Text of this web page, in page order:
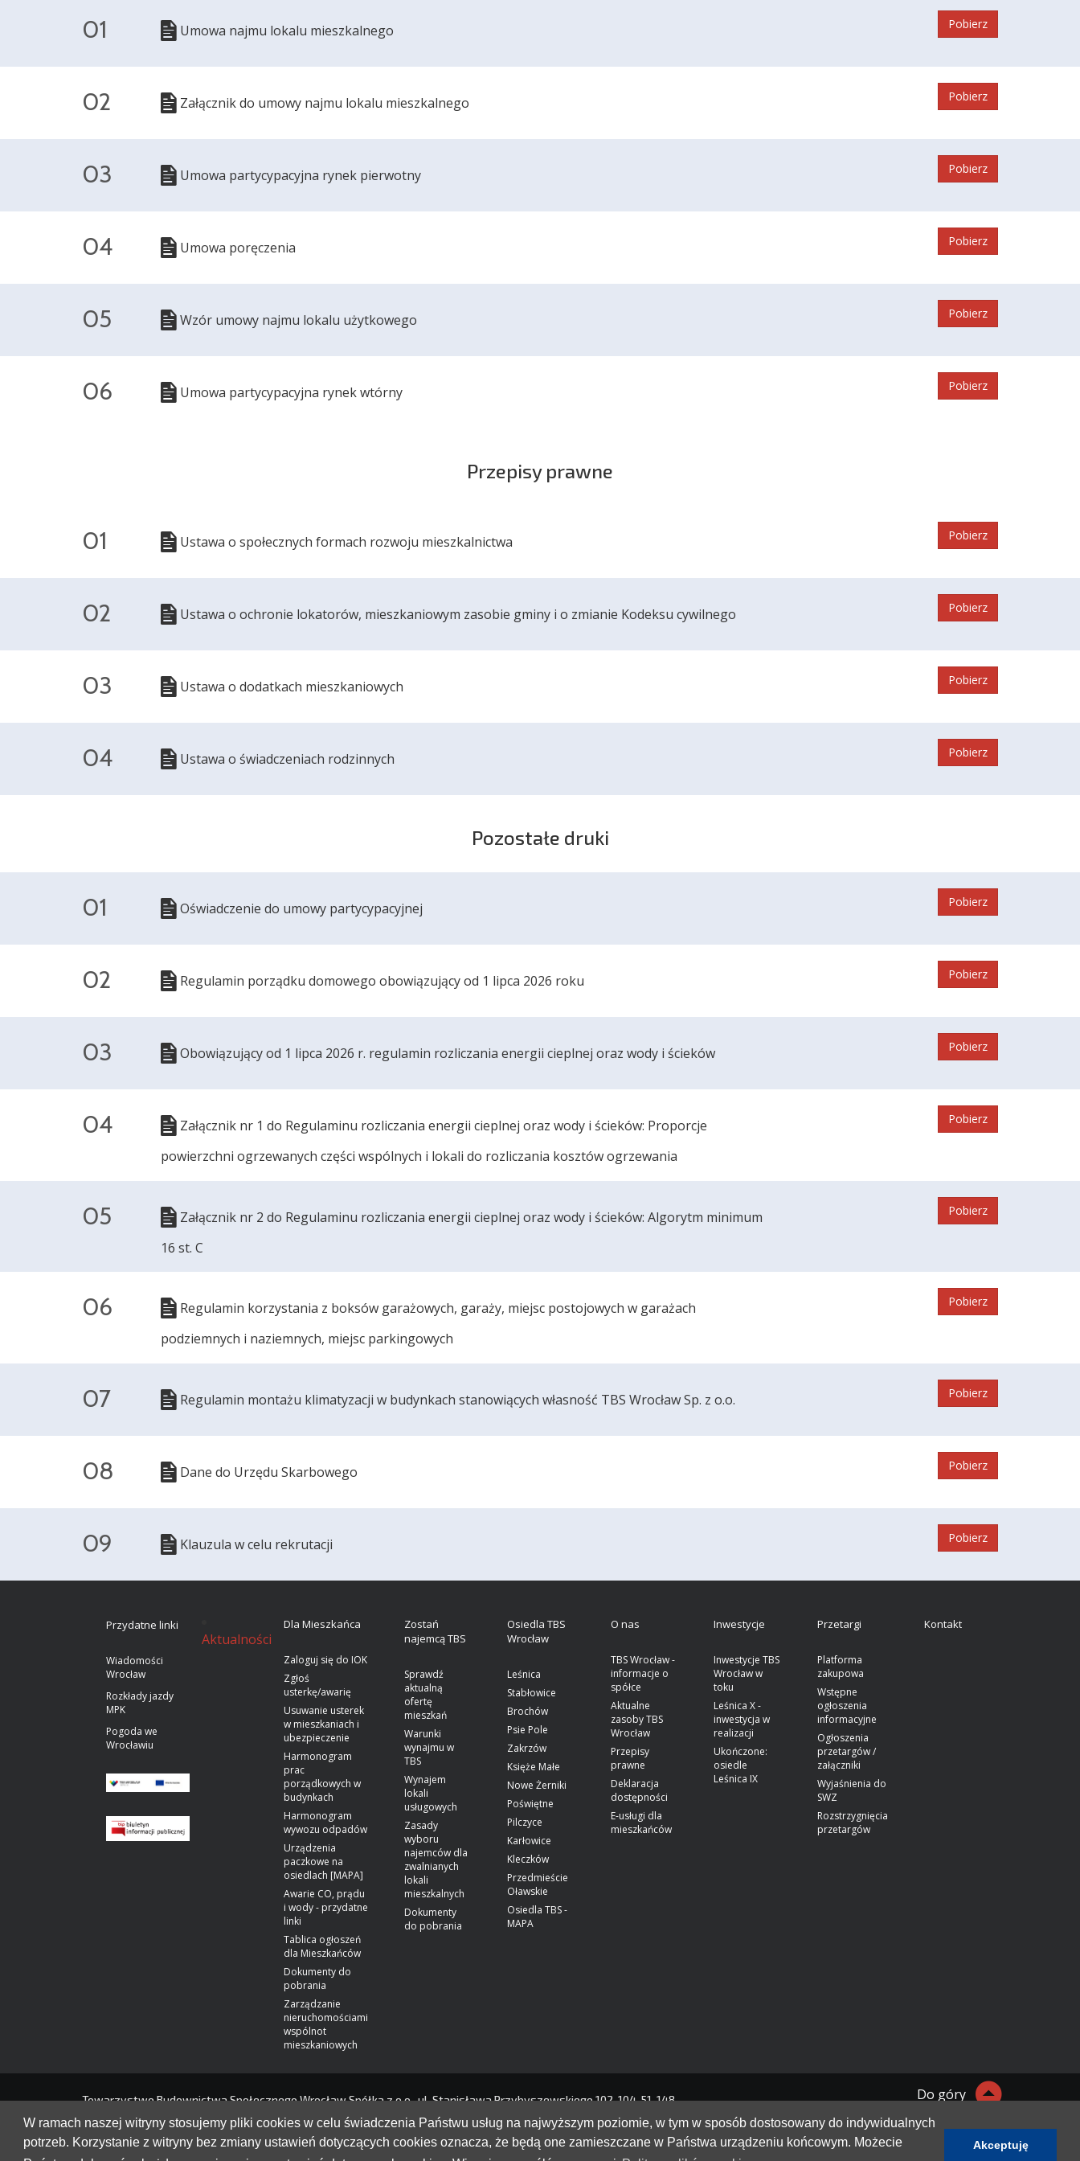
W ramach naszej witryny stosujemy pliki cookies w celu świadczenia Państwu usług na najwyższym poziomie, w tym w sposób dostosowany do indywidualnych
potrzeb. Korzystanie z witryny bez zmiany ustawień dotyczących cookies oznacza, że będą one zamieszczane w Państwa urządzeniu końcowym. Możecie
Akceptuję
01 Umowa najmu lokalu mieszkalnego Pobierz
02 Załącznik do umowy najmu lokalu mieszkalnego Pobierz
03 Umowa partycypacyjna rynek pierwotny Pobierz
04 Umowa poręczenia Pobierz
05 Wzór umowy najmu lokalu użytkowego Pobierz
06 Umowa partycypacyjna rynek wtórny Pobierz
Przepisy prawne
01 Ustawa o społecznych formach rozwoju mieszkalnictwa Pobierz
02 Ustawa o ochronie lokatorów, mieszkaniowym zasobie gminy i o zmianie Kodeksu cywilnego Pobierz
03 Ustawa o dodatkach mieszkaniowych Pobierz
04 Ustawa o świadczeniach rodzinnych Pobierz
Pozostałe druki
01 Oświadczenie do umowy partycypacyjnej Pobierz
02 Regulamin porządku domowego obowiązujący od 1 lipca 2026 roku Pobierz
03 Obowiązujący od 1 lipca 2026 r. regulamin rozliczania energii cieplnej oraz wody i ścieków Pobierz
04
Załącznik nr 1 do Regulaminu rozliczania energii cieplnej oraz wody i ścieków: Proporcje
powierzchni ogrzewanych części wspólnych i lokali do rozliczania kosztów ogrzewania
Pobierz
05
Załącznik nr 2 do Regulaminu rozliczania energii cieplnej oraz wody i ścieków: Algorytm minimum
16 st. C
Pobierz
06
Regulamin korzystania z boksów garażowych, garaży, miejsc postojowych w garażach
podziemnych i naziemnych, miejsc parkingowych
Pobierz
07 Regulamin montażu klimatyzacji w budynkach stanowiących własność TBS Wrocław Sp. z o.o. Pobierz
08 Dane do Urzędu Skarbowego Pobierz
09 Klauzula w celu rekrutacji Pobierz
Przydatne linki
Wiadomości
Wrocław
Rozkłady jazdy
MPK
Pogoda we
Wrocławiu
Aktualności
Dla Mieszkańca
Zaloguj się do IOK
Zgłoś
usterkę/awarię
Usuwanie usterek
w mieszkaniach i
ubezpieczenie
Harmonogram
prac
porządkowych w
budynkach
Harmonogram
wywozu odpadów
Urządzenia
paczkowe na
osiedlach [MAPA]
Awarie CO, prądu
i wody - przydatne
linki
Tablica ogłoszeń
dla Mieszkańców
Dokumenty do
pobrania
Zarządzanie
nieruchomościami
wspólnot
mieszkaniowych
Zostań
najemcą TBS
Sprawdź
aktualną
ofertę
mieszkań
Warunki
wynajmu w
TBS
Wynajem
lokali
usługowych
Zasady
wyboru
najemców dla
zwalnianych
lokali
mieszkalnych
Dokumenty
do pobrania
Osiedla TBS
Wrocław
Leśnica
Stabłowice
Brochów
Psie Pole
Zakrzów
Księże Małe
Nowe Żerniki
Poświętne
Pilczyce
Karłowice
Kleczków
Przedmieście
Oławskie
Osiedla TBS -
MAPA
O nas
TBS Wrocław -
informacje o
spółce
Aktualne
zasoby TBS
Wrocław
Przepisy
prawne
Deklaracja
dostępności
E-usługi dla
mieszkańców
Inwestycje
Inwestycje TBS
Wrocław w
toku
Leśnica X -
inwestycja w
realizacji
Ukończone:
osiedle
Leśnica IX
Przetargi
Platforma
zakupowa
Wstępne
ogłoszenia
informacyjne
Ogłoszenia
przetargów /
załączniki
Wyjaśnienia do
SWZ
Rozstrzygnięcia
przetargów
Kontakt
Towarzystwo Budownictwa Społecznego Wrocław Spółka z o.o., ul. Stanisława Przybyszewskiego 102-104, 51-148
NIP: 895-16-33-275 REGON: 931934621 Kapitał zakładowy:309 978 888,00 złLiczba udziałów: 339
Wpisana w rejestrze Sądu Rejonowego dla Wrocławia - Fabrycznej we Wrocławiu,
VI Wydział Gospodarczy Krajowego Rejestru SądowegoKRS: 0000117724
Do góry